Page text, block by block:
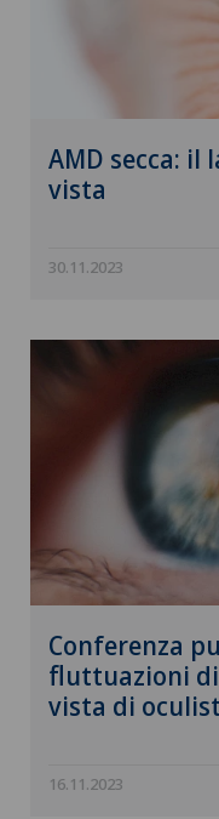
AMD secca: il
vista
30.11.2023
Conferenza
fluttuazioni
vista di
16.11.2023